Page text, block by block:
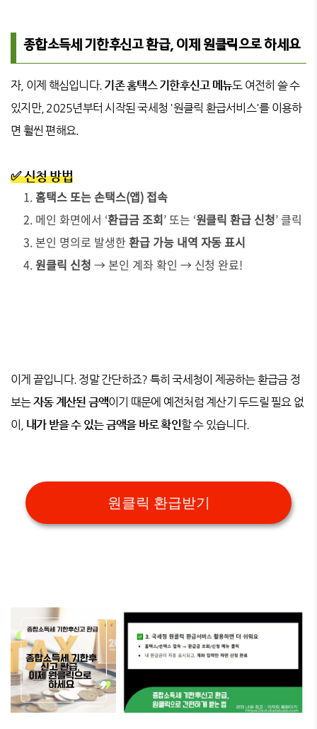
종합소득세 기한후신고 환급, 이제 원클릭으로 하세요
자, 이제 핵심입니다. 기존 홈택스 기한후신고 메뉴도 여전히 쓸 수
있지만, 2025년부터 시작된 국세청 '원클릭 환급서비스'를 이용하
면 훨씬 편해요.
✅ 신청 방법
홈택스 또는 손택스(앱) 접속
메인 화면에서 ‘환급금 조회’ 또는 ‘원클릭 환급 신청’ 클릭
본인 명의로 발생한 환급 가능 내역 자동 표시
원클릭 신청 → 본인 계좌 확인 → 신청 완료!
이게 끝입니다. 정말 간단하죠? 특히 국세청이 제공하는 환급금 정
보는자동 계산된 금액이기 때문에 예전처럼 계산기 두드릴 필요 없
이, 내가 받을 수 있는 금액을 바로 확인할 수 있습니다.
원클릭 환급받기